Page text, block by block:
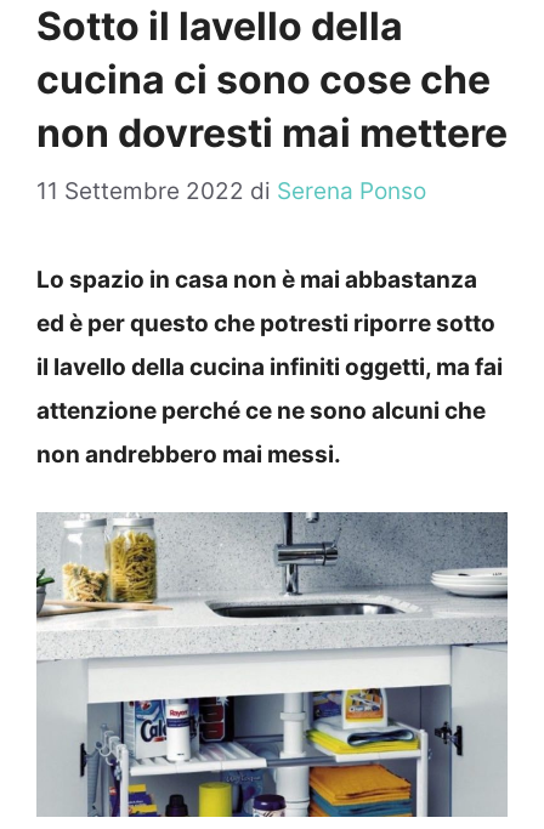
Sotto il lavello della
cucina ci sono cose che
non dovresti mai mettere
11 Settembre 2022 di Serena Ponso
Lo spazio in casa non è mai abbastanza
ed è per questo che potresti riporre sotto
il lavello della cucina infiniti oggetti, ma fai
attenzione perché ce ne sono alcuni che
non andrebbero mai messi.